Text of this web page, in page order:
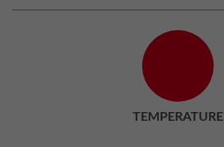
TEMPERATURE